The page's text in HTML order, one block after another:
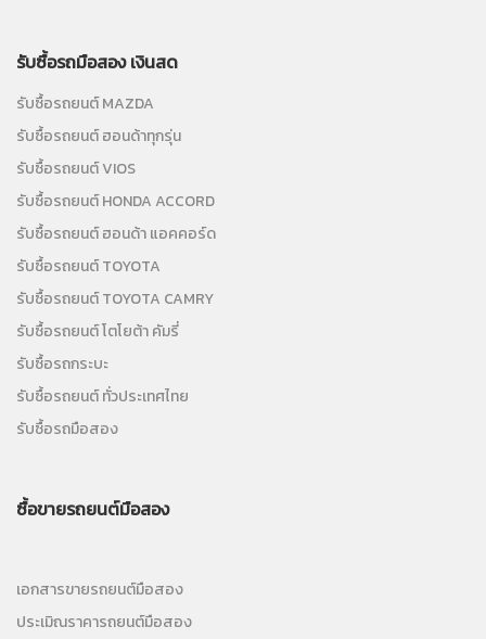
รับซื้อรถมือสอง เงินสด
รับซื้อรถยนต์ MAZDA
รับซื้อรถยนต์ ฮอนด้าทุกรุ่น
รับซื้อรถยนต์ VIOS
รับซื้อรถยนต์ HONDA ACCORD
รับซื้อรถยนต์ ฮอนด้า แอคคอร์ด
รับซื้อรถยนต์ TOYOTA
รับซื้อรถยนต์ TOYOTA CAMRY
รับซื้อรถยนต์ โตโยต้า คัมรี่
รับซื้อรถกระบะ
รับซื้อรถยนต์ ทั่วประเทศไทย
รับซื้อรถมือสอง
ซื้อขายรถยนต์มือสอง
เอกสารขายรถยนต์มือสอง
ประเมิณราคารถยนต์มือสอง